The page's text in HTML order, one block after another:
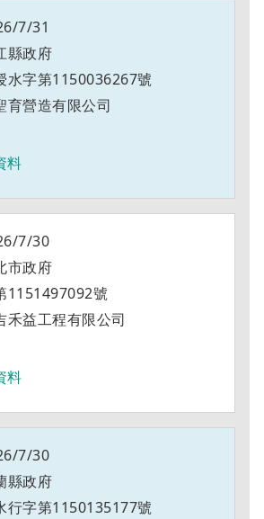
7/31
縣政府
水字第1150036267號
育營造有限公司
料
7/30
市政府
1151497092號
禾益工程有限公司
料
7/30
縣政府
行字第1150135177號